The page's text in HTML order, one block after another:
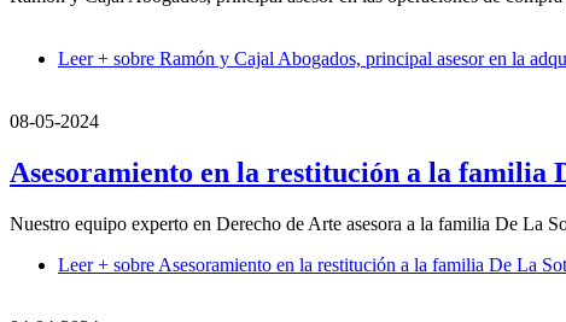
Leer + sobre Ramón y Cajal Abogados, principal asesor en la
08-05-2024
Asesoramiento en la restitución a la
Nuestro equipo experto en Derecho de Arte asesora a la familia De La
Leer + sobre Asesoramiento en la restitución a la familia De La